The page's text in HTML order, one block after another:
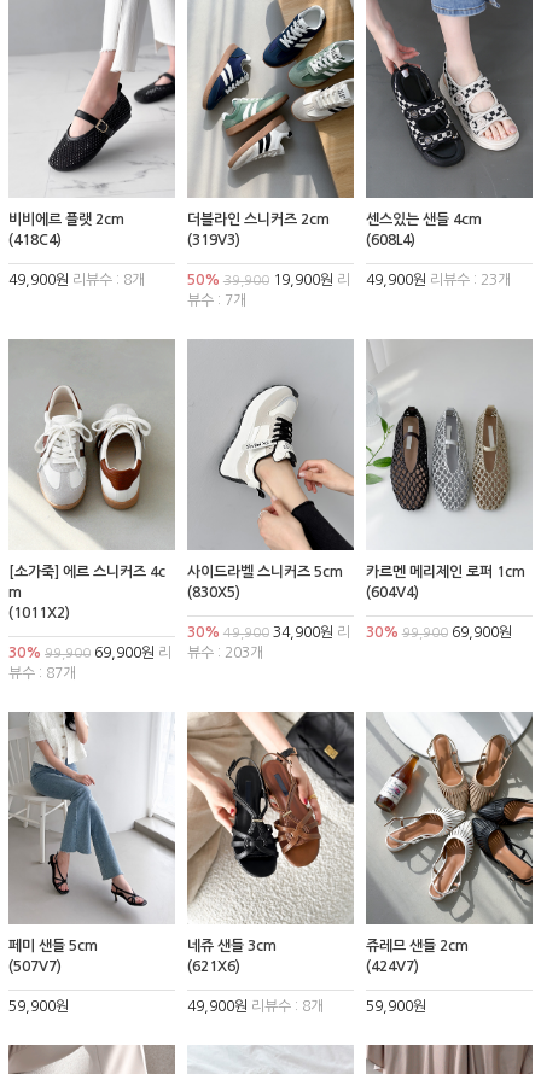
비비에르 플랫 2cm
(418C4)
49,900원 리뷰수 : 8개
더블라인 스니커즈 2cm
(319V3)
50% 39,90019,900원 리
뷰수 : 7개
센스있는 샌들 4cm
(608L4)
49,900원 리뷰수 : 23개
[소가죽] 에르 스니커즈 4c
m
(1011X2)
30% 99,900 69,900원 리
뷰수 : 87개
사이드라벨 스니커즈 5cm
(830X5)
30% 49,90034,900원 리
뷰수 : 203개
카르멘 메리제인 로퍼 1cm
(604V4)
30% 99,90069,900원
페미 샌들 5cm
(507V7)
59,900원
네쥬 샌들 3cm
(621X6)
49,900원 리뷰수 : 8개
쥬레므 샌들 2cm
(424V7)
59,900원